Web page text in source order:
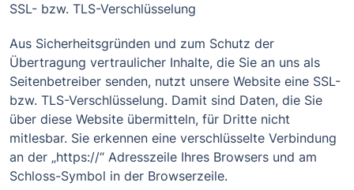
SSL- bzw. TLS-Verschlüsselung
Aus Sicherheitsgründen und zum Schutz der
Übertragung vertraulicher Inhalte, die Sie an uns als
Seitenbetreiber senden, nutzt unsere Website eine SSL-
bzw. TLS-Verschlüsselung. Damit sind Daten, die Sie
über diese Website übermitteln, für Dritte nicht
mitlesbar. Sie erkennen eine verschlüsselte Verbindung
an der „https://“ Adresszeile Ihres Browsers und am
Schloss-Symbol in der Browserzeile.